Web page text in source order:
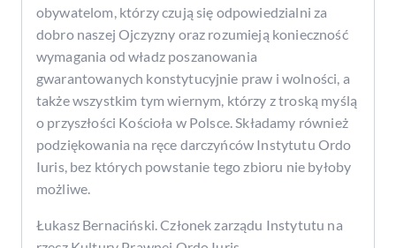
obywatelom, którzy czują się odpowiedzialni za
dobro naszej Ojczyzny oraz rozumieją konieczność
wymagania od władz poszanowania
gwarantowanych konstytucyjnie praw i wolności, a
także wszystkim tym wiernym, którzy z troską myślą
o przyszłości Kościoła w Polsce. Składamy również
podziękowania na ręce darczyńców Instytutu Ordo
Iuris, bez których powstanie tego zbioru nie byłoby
możliwe.
Łukasz Bernaciński.Członek zarządu Instytutu na